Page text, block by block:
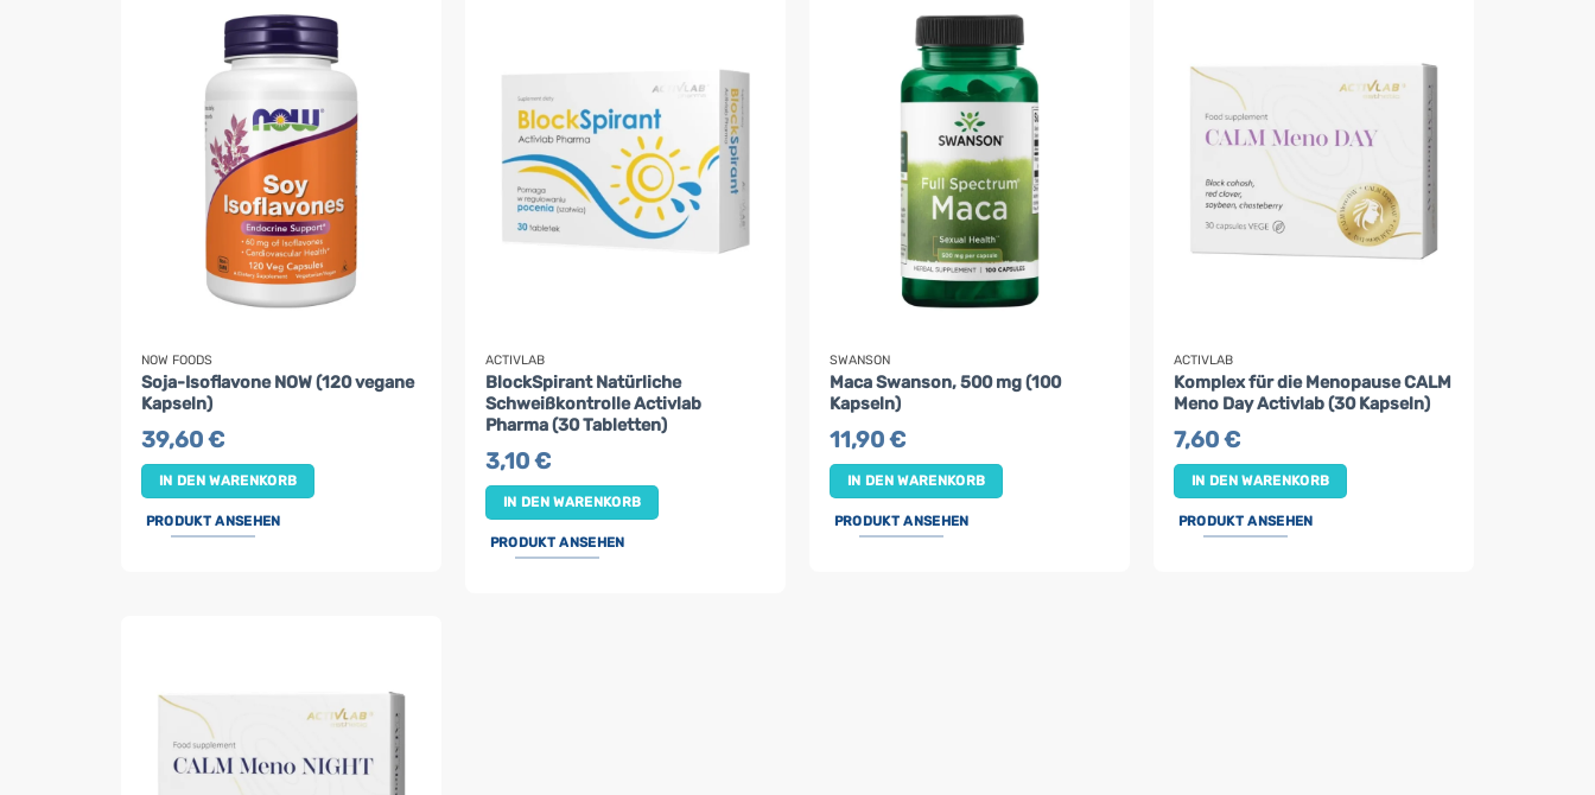
NOW FOODS
Soja-Isoflavone NOW (120 vegane
Kapseln)
39,60€
IN DEN WARENKORB
PRODUKT ANSEHEN
ACTIVLAB
BlockSpirant Natürliche
Schweißkontrolle Activlab
Pharma (30 Tabletten)
3,10€
IN DEN WARENKORB
PRODUKT ANSEHEN
SWANSON
Maca Swanson, 500 mg (100
Kapseln)
11,90€
IN DEN WARENKORB
PRODUKT ANSEHEN
ACTIVLAB
Komplex für die Menopause CALM
Meno Day Activlab (30 Kapseln)
7,60€
IN DEN WARENKORB
PRODUKT ANSEHEN